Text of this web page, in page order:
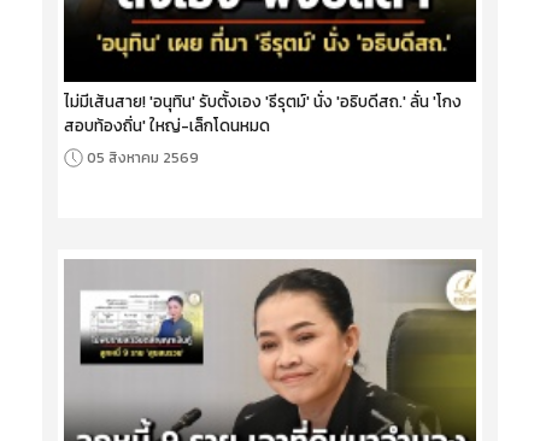
ไม่มีเส้นสาย! 'อนุทิน' รับตั้งเอง 'ธีรุตม์' นั่ง 'อธิบดีสถ.' ลั่น 'โกง
สอบท้องถิ่น' ใหญ่-เล็กโดนหมด
05 สิงหาคม 2569